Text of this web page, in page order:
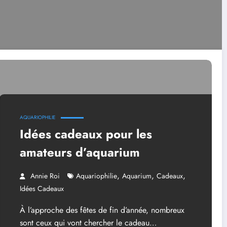
AQUARIOPHILIE
Idées cadeaux pour les
amateurs d’aquarium
Annie Roi Aquariophilie, Aquarium, Cadeaux,
Idées Cadeaux
À l’approche des fêtes de fin d’année, nombreux
sont ceux qui vont chercher le cadeau…